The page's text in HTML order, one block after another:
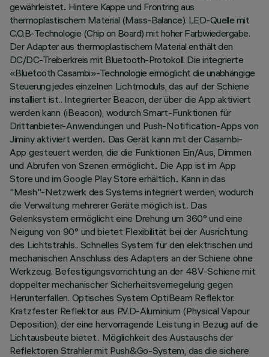
gewährleistet.. Hintere Kappe und Frontring aus
thermoplastischem Material (Mass-Balance). LED-Quelle mit
C.O.B-Technologie (Chip on Board) mit hoher Farbwiedergabe.
Der Adapter aus thermoplastischem Material enthält den
DC/DC-Treiberkreis mit Bluetooth-Protokoll. Die integrierte
«Bluetooth Casambi»-Technologie ermöglicht die unabhängige
Steuerung jedes einzelnen Lichtmoduls, das auf der Schiene
installiert ist.. Integrierter Beacon, der über die App aktiviert
werden kann (iBeacon), wodurch Smart-Funktionen für
Drittanbieter-Anwendungen und Push-Notification-Apps von
Jiminy aktiviert werden.. Das Gerät kann mit der Casambi-
App gesteuert werden, die die Funktionen Ein/Aus, Dimmen
und Abrufen von Szenen ermöglicht.. Die App ist im App
Store und im Google Play Store erhältlich.. Kann in das
"Mesh"-Netzwerk des Systems integriert werden, wodurch
die Verwaltung mehrerer Geräte möglich ist.. Das
Gelenksystem ermöglicht eine Drehung um 360° und eine
Neigung von 90° und bietet Flexibilität bei der Ausrichtung
des Lichtstrahls.. Schnelles System für den elektrischen und
mechanischen Anschluss des Adapters an der Schiene ohne
Werkzeug. Befestigungsvorrichtung an der 48V-Schiene mit
doppelter mechanischer Sicherheitsverriegelung gegen
Herunterfallen. Optisches System OptiBeam Reflektor.
Kratzfester Reflektor aus P.V.D-Aluminium (Physical Vapour
Deposition), der eine hervorragende Leistung in Bezug auf die
Lichtausbeute bietet.. Möglichkeit des Austauschs der
Reflektoren Strahler mit Push&Go-System, das die sichere